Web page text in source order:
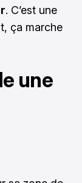
. C’est une
ça marche
une